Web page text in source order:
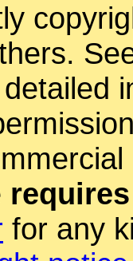
requires
for any